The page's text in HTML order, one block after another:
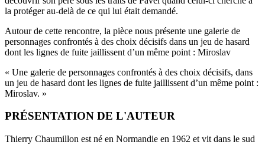
la protéger au-delà de ce qui lui était demandé.
Autour de cette rencontre, la pièce nous présente une galerie de
personnages confrontés à des choix décisifs dans un jeu de hasard
dont les lignes de fuite jaillissent d’un même point : Miroslav
« Une galerie de personnages confrontés à des choix décisifs, dans
un jeu de hasard dont les lignes de fuite jaillissent d’un même point :
Miroslav. »
PRÉSENTATION DE L'AUTEUR
Thierry Chaumillon est né en Normandie en 1962 et vit dans le sud